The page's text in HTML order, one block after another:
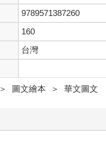
9789571387260
160
台灣
＞ 圖文繪本 ＞ 華文圖文